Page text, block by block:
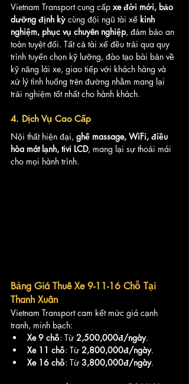
Vietnam Transport cung cấp xe đời mới, bảo
dưỡng định kỳ cùng đội ngũ tài xế kinh
nghiệm, phục vụ chuyên nghiệp, đảm bảo an
toàn tuyệt đối. Tất cả tài xế đều trải qua quy
trình tuyển chọn kỹ lưỡng, đào tạo bài bản về
kỹ năng lái xe, giao tiếp với khách hàng và
xử lý tình huống trên đường nhằm mang lại
trải nghiệm tốt nhất cho hành khách.
4. Dịch Vụ Cao Cấp
Nội thất hiện đại, ghế massage, WiFi, điều
hòa mát lạnh, tivi LCD, mang lại sự thoải mái
cho mọi hành trình.
Bảng Giá Thuê Xe 9-11-16 Chỗ Tại
Thanh Xuân
Vietnam Transport cam kết mức giá cạnh
tranh, minh bạch:
Xe 9 chỗ: Từ 2,500,000đ/ngày.
Xe 11 chỗ: Từ 2,800,000đ/ngày.
Xe 16 chỗ: Từ 3,800,000đ/ngày.